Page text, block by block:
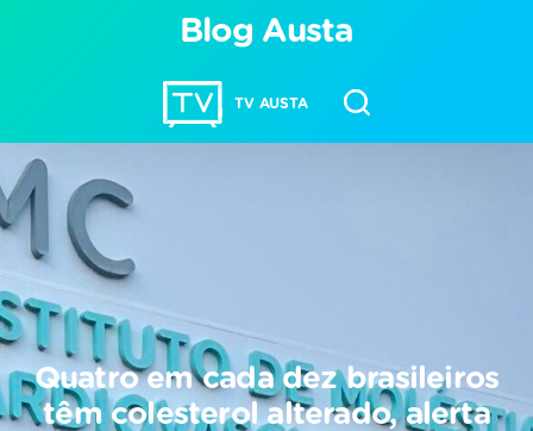
TV AUSTA
Blog Austa
Quatro em cada dez brasileiros
têm colesterol alterado, alerta